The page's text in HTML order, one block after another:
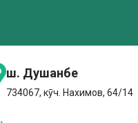
ш. Душанбе
734067, кӯч. Нахимов, 64/14